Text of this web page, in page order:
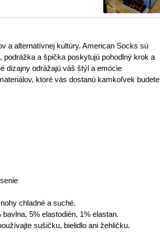
a alternatívnej kultúry. American Socks sú
podrážka a špička poskytujú pohodlný krok a
dizajny odrážajú váš štýl a emócie
ktoré vás dostanú kamkoľvek budete
chladné a suché.
5% elastodién, 1% elastan.
sušičku, bielidlo ani žehličku.